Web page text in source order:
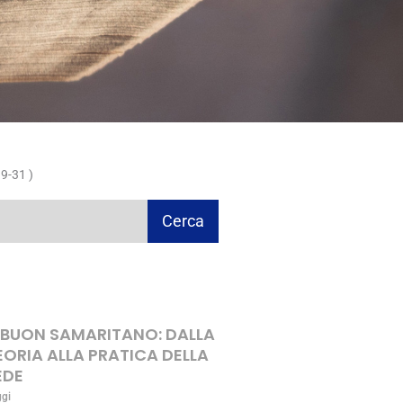
31 )
Cerca
SAMARITANO: DALLA
ALLA PRATICA DELLA